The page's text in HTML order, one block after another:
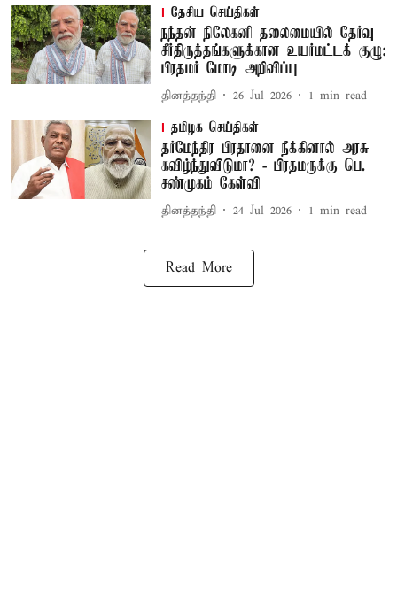
தேசிய செய்திகள்
நந்தன் நிலேகனி தலைமையில் தேர்வு
சீர்திருத்தங்களுக்கான உயர்மட்டக் குழு:
பிரதமர் மோடி அறிவிப்பு
தினத்தந்தி 26 Jul 2026 1 min read
தமிழக செய்திகள்
தர்மேந்திர பிரதானை நீக்கினால் அரசு
கவிழ்ந்துவிடுமா? - பிரதமருக்கு பெ.
சண்முகம் கேள்வி
தினத்தந்தி 24 Jul 2026 1 min read
Read More